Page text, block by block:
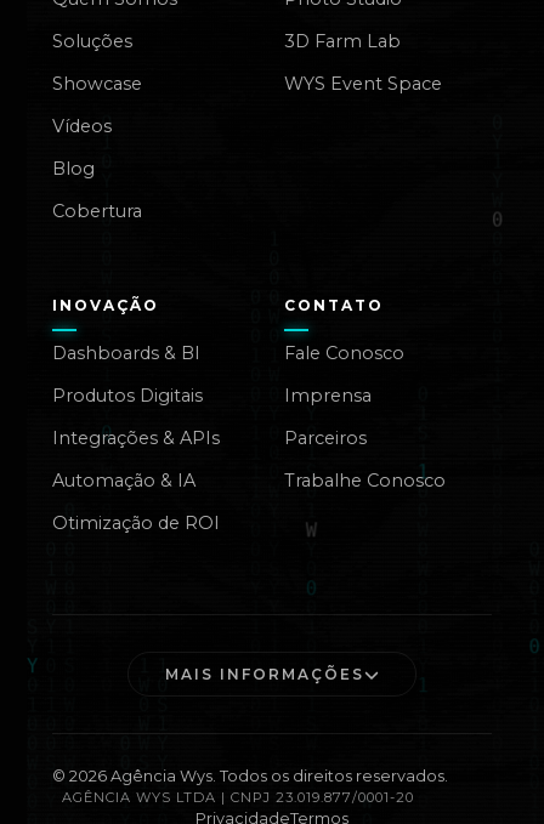
Soluções
Showcase
Vídeos
Blog
Cobertura
3D Farm Lab
WYS Event Space
INOVAÇÃO
Dashboards & BI
Produtos Digitais
Integrações & APIs
Automação & IA
Otimização de ROI
CONTATO
Fale Conosco
Imprensa
Parceiros
Trabalhe Conosco
MAIS INFORMAÇÕES
© 2026Agência Wys. Todos os direitos reservados.
AGÊNCIA WYS LTDA | CNPJ 23.019.877/0001-20
PrivacidadeTermos